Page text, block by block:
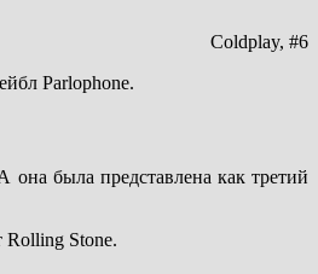
Coldplay, #6
Parlophone.
была представлена как третий
Rolling Stone.